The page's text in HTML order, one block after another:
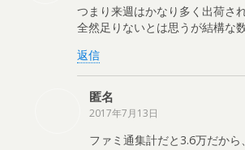
つまり来週はかなり多く出荷さ
全然足りないとは思うが結構な
返信
匿名
2017年7月13日
ファミ通集計だと3.6万だから